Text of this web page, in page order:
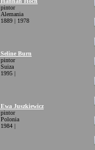
pintor
Alemania
1889 | 1978
Seline Burn
pintor
Suiza
1995 |
Ewa Juszkiewicz
pintor
Polonia
1984 |